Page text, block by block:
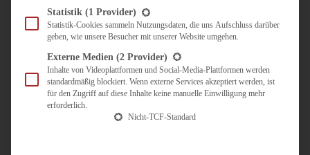
KULINARISCH UNTERWEGS
ÜBER MICH
ZUSAMMENARBEIT
Statistik (1 Provider)
Statistik-Cookies sammeln Nutzungsdaten, die uns Aufschluss darüber
geben, wie unsere Besucher mit unserer Website umgehen.
Externe Medien (2 Provider)
Inhalte von Videoplattformen und Social-Media-Plattformen werden
standardmäßig blockiert. Wenn externe Services akzeptiert werden, ist
für den Zugriff auf diese Inhalte keine manuelle Einwilligung mehr
erforderlich.
Nicht-TCF-Standard